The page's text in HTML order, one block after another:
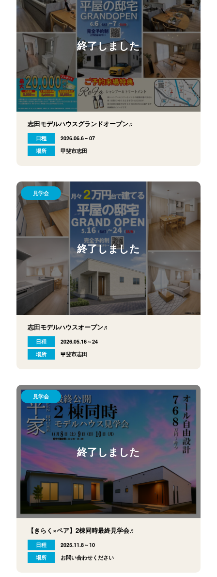
終了しました
志田モデルハウスグランドオープン♬
日程
2026.06.6～07
場所
甲斐市志田
終了しました
見学会
志田モデルハウスオープン♬
日程
2026.05.16～24
場所
甲斐市志田
終了しました
見学会
【きらく×ペア】2棟同時最終見学会♬
日程
2025.11.8～10
場所
お問い合わせください